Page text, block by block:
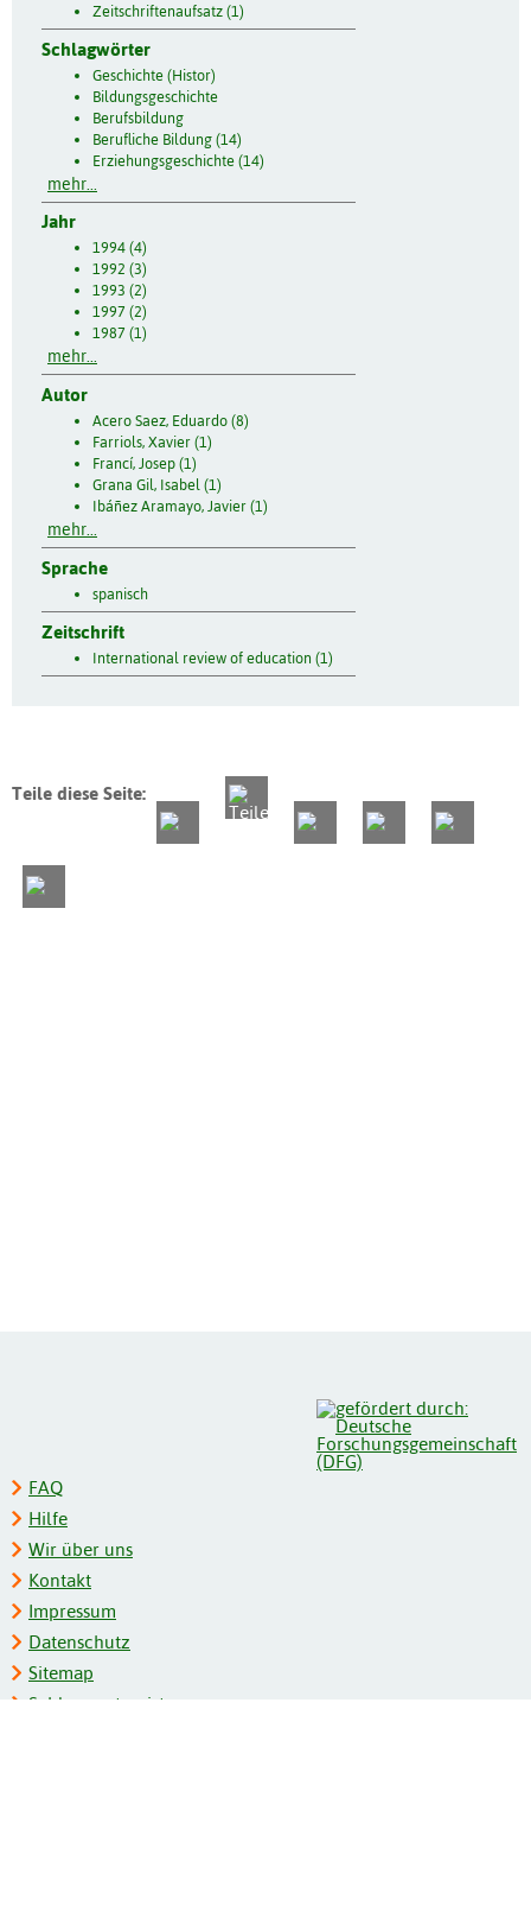
Zeitschriftenaufsatz (1)
Schlagwörter
Geschichte (Histor)
Bildungsgeschichte
Berufsbildung
Berufliche Bildung (14)
Erziehungsgeschichte (14)
mehr...
Jahr
1994 (4)
1992 (3)
1993 (2)
1997 (2)
1987 (1)
mehr...
Autor
Acero Saez, Eduardo (8)
Farriols, Xavier (1)
Francí, Josep (1)
Grana Gil, Isabel (1)
Ibáñez Aramayo, Javier (1)
mehr...
Sprache
spanisch
Zeitschrift
International review of education (1)
Teile diese Seite:
FAQ
Hilfe
Wir über uns
Kontakt
Impressum
Datenschutz
Sitemap
Schlagwortregister